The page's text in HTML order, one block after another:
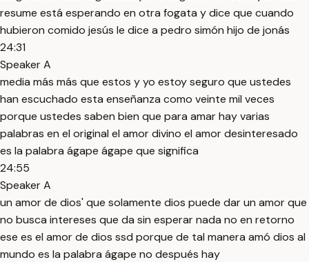
resume está esperando en otra fogata y dice que cuando
hubieron comido jesús le dice a pedro simón hijo de jonás
24:31
Speaker A
media más más que estos y yo estoy seguro que ustedes
han escuchado esta enseñanza como veinte mil veces
porque ustedes saben bien que para amar hay varias
palabras en el original el amor divino el amor desinteresado
es la palabra ágape ágape que significa
24:55
Speaker A
un amor de dios' que solamente dios puede dar un amor que
no busca intereses que da sin esperar nada no en retorno
ese es el amor de dios ssd porque de tal manera amó dios al
mundo es la palabra ágape no después hay